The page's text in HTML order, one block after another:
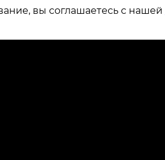
вы соглашаетесь с нашей